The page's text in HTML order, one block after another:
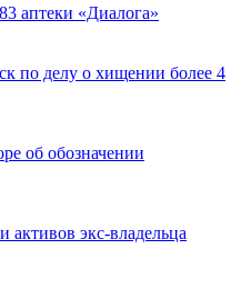
аптеки «Диалога»
по делу о хищении более 4
об обозначении
активов экс-владельца